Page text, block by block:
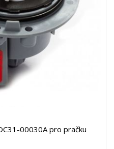
00030A pro pračku